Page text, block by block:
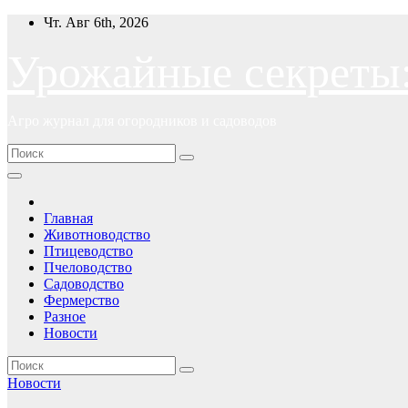
ПерейтиЧт. Авг 6th, 2026
Главная
Животноводство
Птицеводство
Пчеловодство
Садоводство
Фермерство
Разное
Новости
Новости